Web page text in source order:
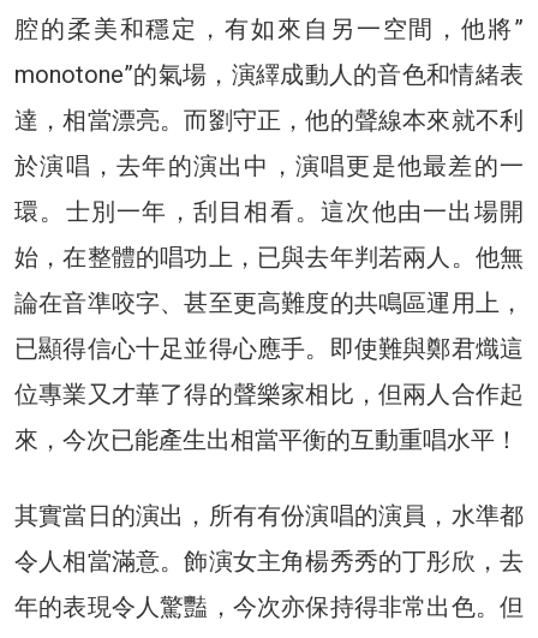
腔的柔美和穩定，有如來自另一空間，他將”
monotone”的氣場，演繹成動人的音色和情緒表
達，相當漂亮。而劉守正，他的聲線本來就不利
於演唱，去年的演出中，演唱更是他最差的一
環。士別一年，刮目相看。這次他由一出場開
始，在整體的唱功上，已與去年判若兩人。他無
論在音準咬字、甚至更高難度的共鳴區運用上，
已顯得信心十足並得心應手。即使難與鄭君熾這
位專業又才華了得的聲樂家相比，但兩人合作起
來，今次已能產生出相當平衡的互動重唱水平！
其實當日的演出，所有有份演唱的演員，水準都
令人相當滿意。飾演女主角楊秀秀的丁彤欣，去
年的表現令人驚豔，今次亦保持得非常出色。但